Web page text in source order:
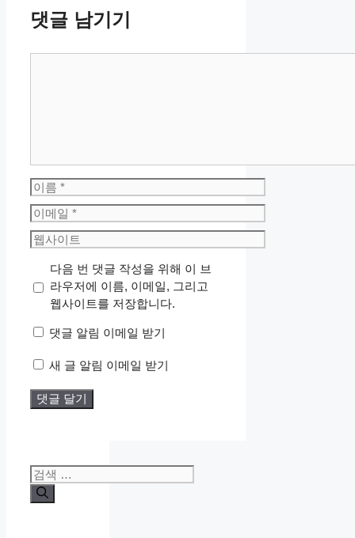
댓글 남기기
이
름
이
메
일
웹
트
다음 번 댓글 작성을 위해 이 브
라우저에 이름, 이메일, 그리고
웹사이트를 저장합니다.
댓글 알림 이메일 받기
새 글 알림 이메일 받기
검
색: